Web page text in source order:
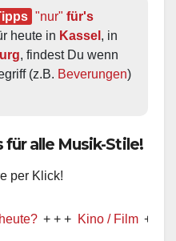
"nur" für's
heute in Kassel
, findest Du wenn
(z.B. Beverungen)
alle Musik-Stile!
per Klick!
+ + + Kino / Film + + + Ww